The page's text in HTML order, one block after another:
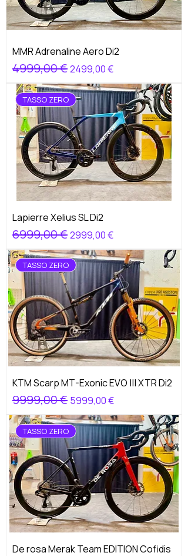
MMR Adrenaline Aero Di2
Prezzo regolare
4999,00 €Prezzo scontato
2499,00 €
TASSO ZERO
Lapierre Xelius SL Di2
Prezzo regolare
6999,00 €Prezzo scontato
2999,00 €
TASSO ZERO
KTM Scarp MT-Exonic EVO ||| XTR Di2
Prezzo regolare
9999,00 € Prezzo scontato
5999,00 €
TASSO ZERO
De rosa Merak Team EDITION Cofidis